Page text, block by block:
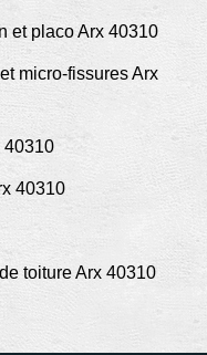
et placo Arx 40310
micro-fissures Arx
40310
40310
toiture Arx 40310